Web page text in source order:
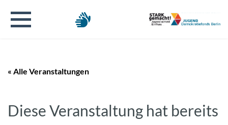
« Alle Veranstaltungen
Diese Veranstaltung hat bereits